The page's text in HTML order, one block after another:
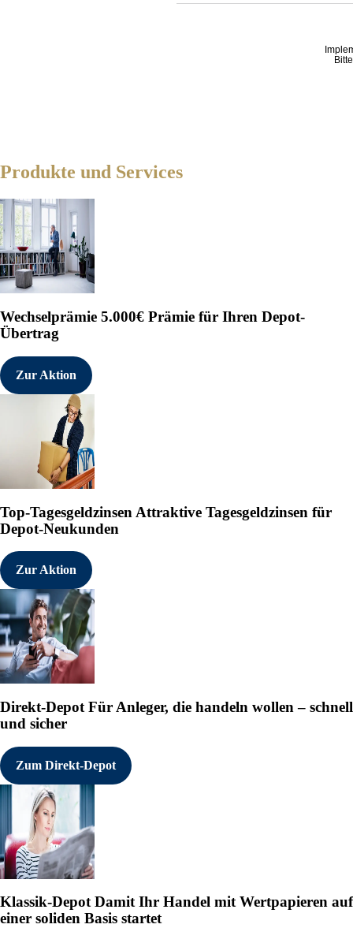
Produkte und Services
Wechselprämie 5.000€ Prämie für Ihren Depot-
Übertrag
Zur Aktion
Top-Tagesgeldzinsen Attraktive Tagesgeldzinsen für
Depot-Neukunden
Zur Aktion
Direkt-Depot Für Anleger, die handeln wollen – schnell
und sicher
Zum Direkt-Depot
Klassik-DepotDamit Ihr Handel mit Wertpapieren auf
einer soliden Basis startet